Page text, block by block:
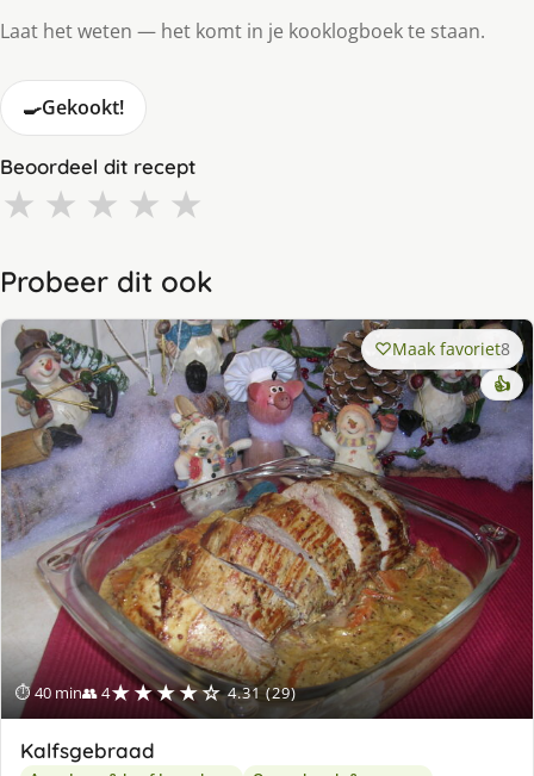
Laat het weten — het komt in je kooklogboek te staan.
🍳Gekookt!
Beoordeel dit recept
★ ★ ★ ★ ★
Probeer dit ook
⏱ 40 min👥 4★★★★☆ 4.31 (29)
Maak favoriet8
👍
Kalfsgebraad